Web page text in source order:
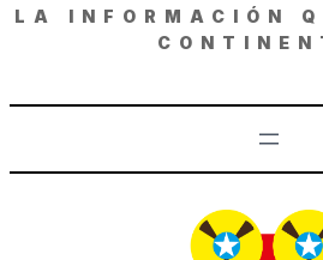
LA INFORMACIÓN